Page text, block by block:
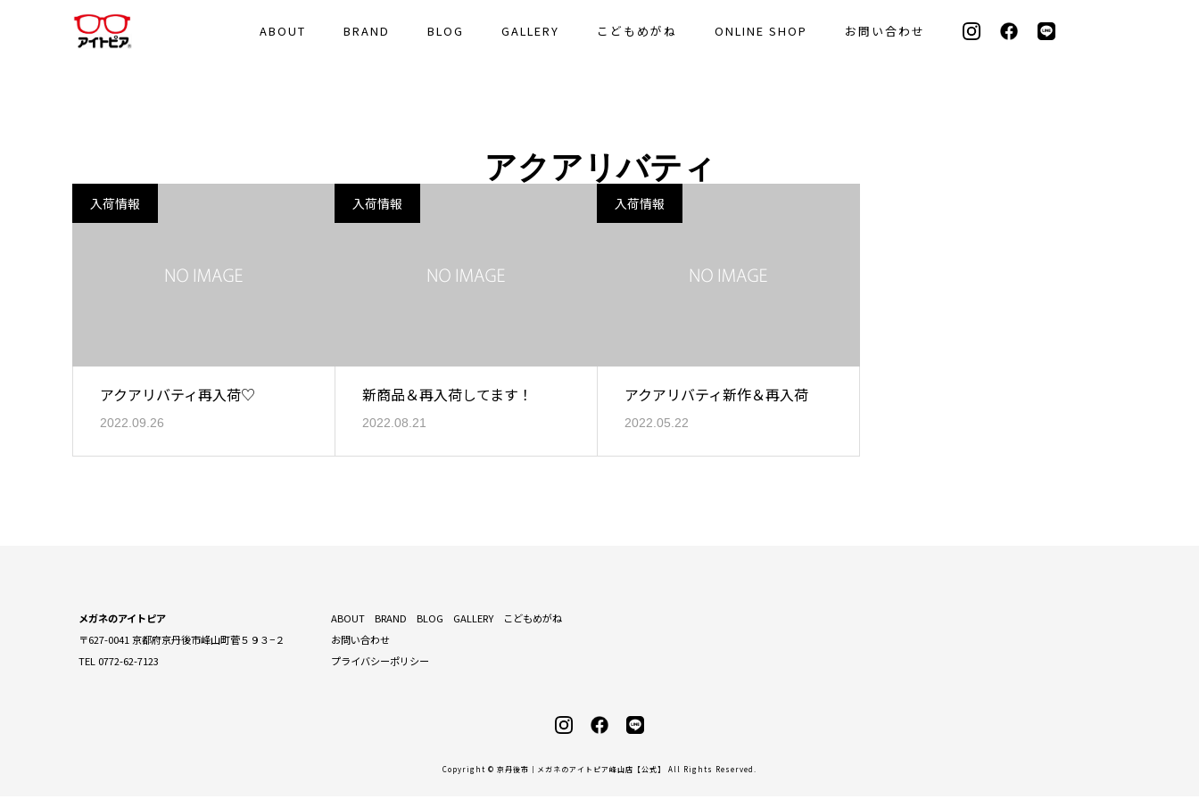
ABOUT BRAND BLOG GALLERY こどもめがね ONLINE SHOP お問い合わせ
アクアリバティ
入荷情報
アクアリバティ再入荷♡
2022.09.26
入荷情報
新商品＆再入荷してます！
2022.08.21
入荷情報
アクアリバティ新作＆再入荷
2022.05.22
メガネのアイトピア
〒627-0041 京都府京丹後市峰山町菅５９３−２
TEL 0772-62-7123
ABOUT BRAND BLOG GALLERY
こどもめがね
お問い合わせ
プライバシーポリシー
Copyright © 京丹後市｜メガネのアイトピア峰山店【公式】 All Rights Reserved.